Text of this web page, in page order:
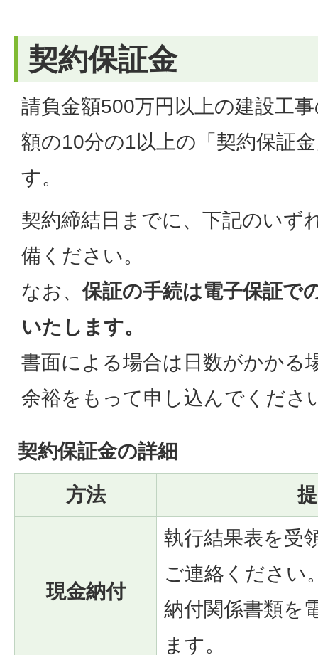
契約保証金
請負金額500万円以上の建設工
額の10分の1以上の「契約保証
す。
契約締結日までに、下記のいず
備ください。
なお、保証の手続は電子保証で
いたします。
書面による場合は日数がかかる
余裕をもって申し込んでくださ
契約保証金の詳細
方法
現金納付
執行結果表を受
ご連絡ください
納付関係書類を
ます。